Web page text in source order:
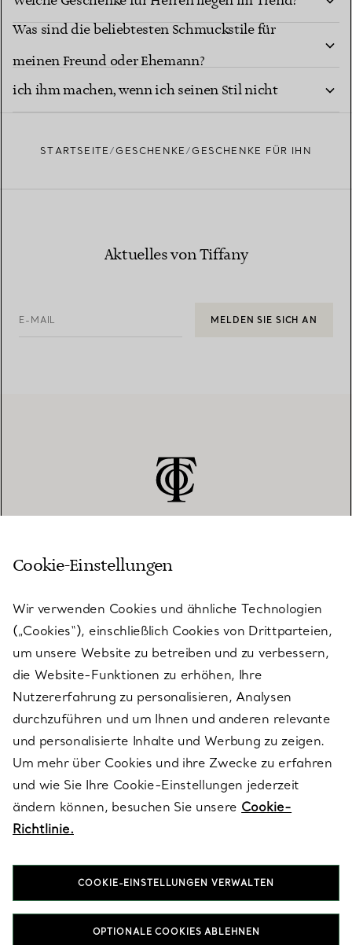
Was sind die beliebtesten Schmuckstile für
meinen Freund oder Ehemann?
Welches besondere Schmuckgeschenk könnte
ich ihm machen, wenn ich seinen Stil nicht
STARTSEITE GESCHENKE GESCHENKE FÜR IHN
Aktuelles von Tiffany
E-MAIL MELDEN SIE SICH AN
KUNDENSERVICE
SERVICES
ÜBER TIFFANY & CO.
RECHTLICHE HINWEISE
FOLGEN SIE UNS
Cookie-Einstellungen
Wir verwenden Cookies und ähnliche Technologien
(„Cookies“), einschließlich Cookies von Drittparteien,
um unsere Website zu betreiben und zu verbessern,
die Website-Funktionen zu erhöhen, Ihre
Nutzererfahrung zu personalisieren, Analysen
durchzuführen und um Ihnen und anderen relevante
und personalisierte Inhalte und Werbung zu zeigen.
Um mehr über Cookies und ihre Zwecke zu erfahren
und wie Sie Ihre Cookie-Einstellungen jederzeit
ändern können, besuchen Sie unsere Cookie-
Richtlinie.
COOKIE-EINSTELLUNGEN VERWALTEN
OPTIONALE COOKIES ABLEHNEN